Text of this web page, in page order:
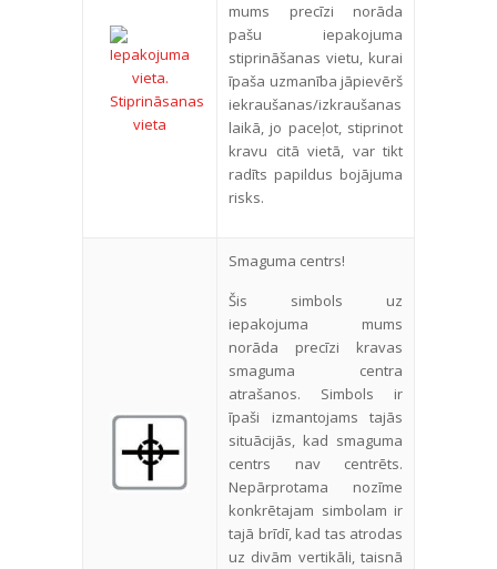
mums precīzi norāda
pašu iepakojuma
stiprināšanas vietu, kurai
īpaša uzmanība jāpievērš
iekraušanas/izkraušanas
laikā, jo paceļot, stiprinot
kravu citā vietā, var tikt
radīts papildus bojājuma
risks.
Smaguma centrs!
Šis simbols uz
iepakojuma mums
norāda precīzi kravas
smaguma centra
atrašanos. Simbols ir
īpaši izmantojams tajās
situācijās, kad smaguma
centrs nav centrēts.
Nepārprotama nozīme
konkrētajam simbolam ir
tajā brīdī, kad tas atrodas
uz divām vertikāli, taisnā